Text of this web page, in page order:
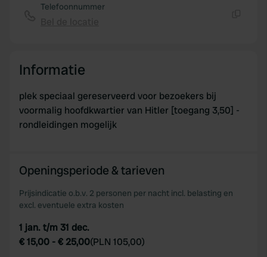
Telefoonnummer
Informatie
plek speciaal gereserveerd voor bezoekers bij
voormalig hoofdkwartier van Hitler [toegang 3,50] -
rondleidingen mogelijk
Openingsperiode & tarieven
Prijsindicatie o.b.v. 2 personen per nacht incl. belasting en
excl. eventuele extra kosten
1 jan. t/m 31 dec.
€ 15,00 -€ 25,00(PLN 105,00)